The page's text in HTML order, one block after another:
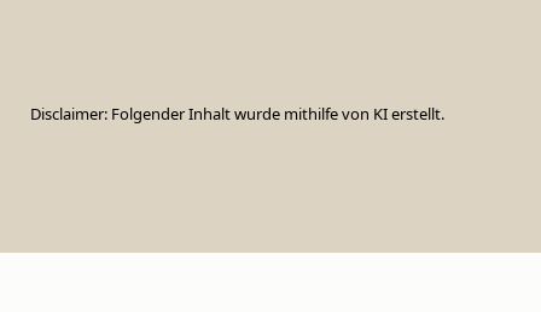
Disclaimer: Folgender Inhalt wurde mithilfe von KI erstellt.